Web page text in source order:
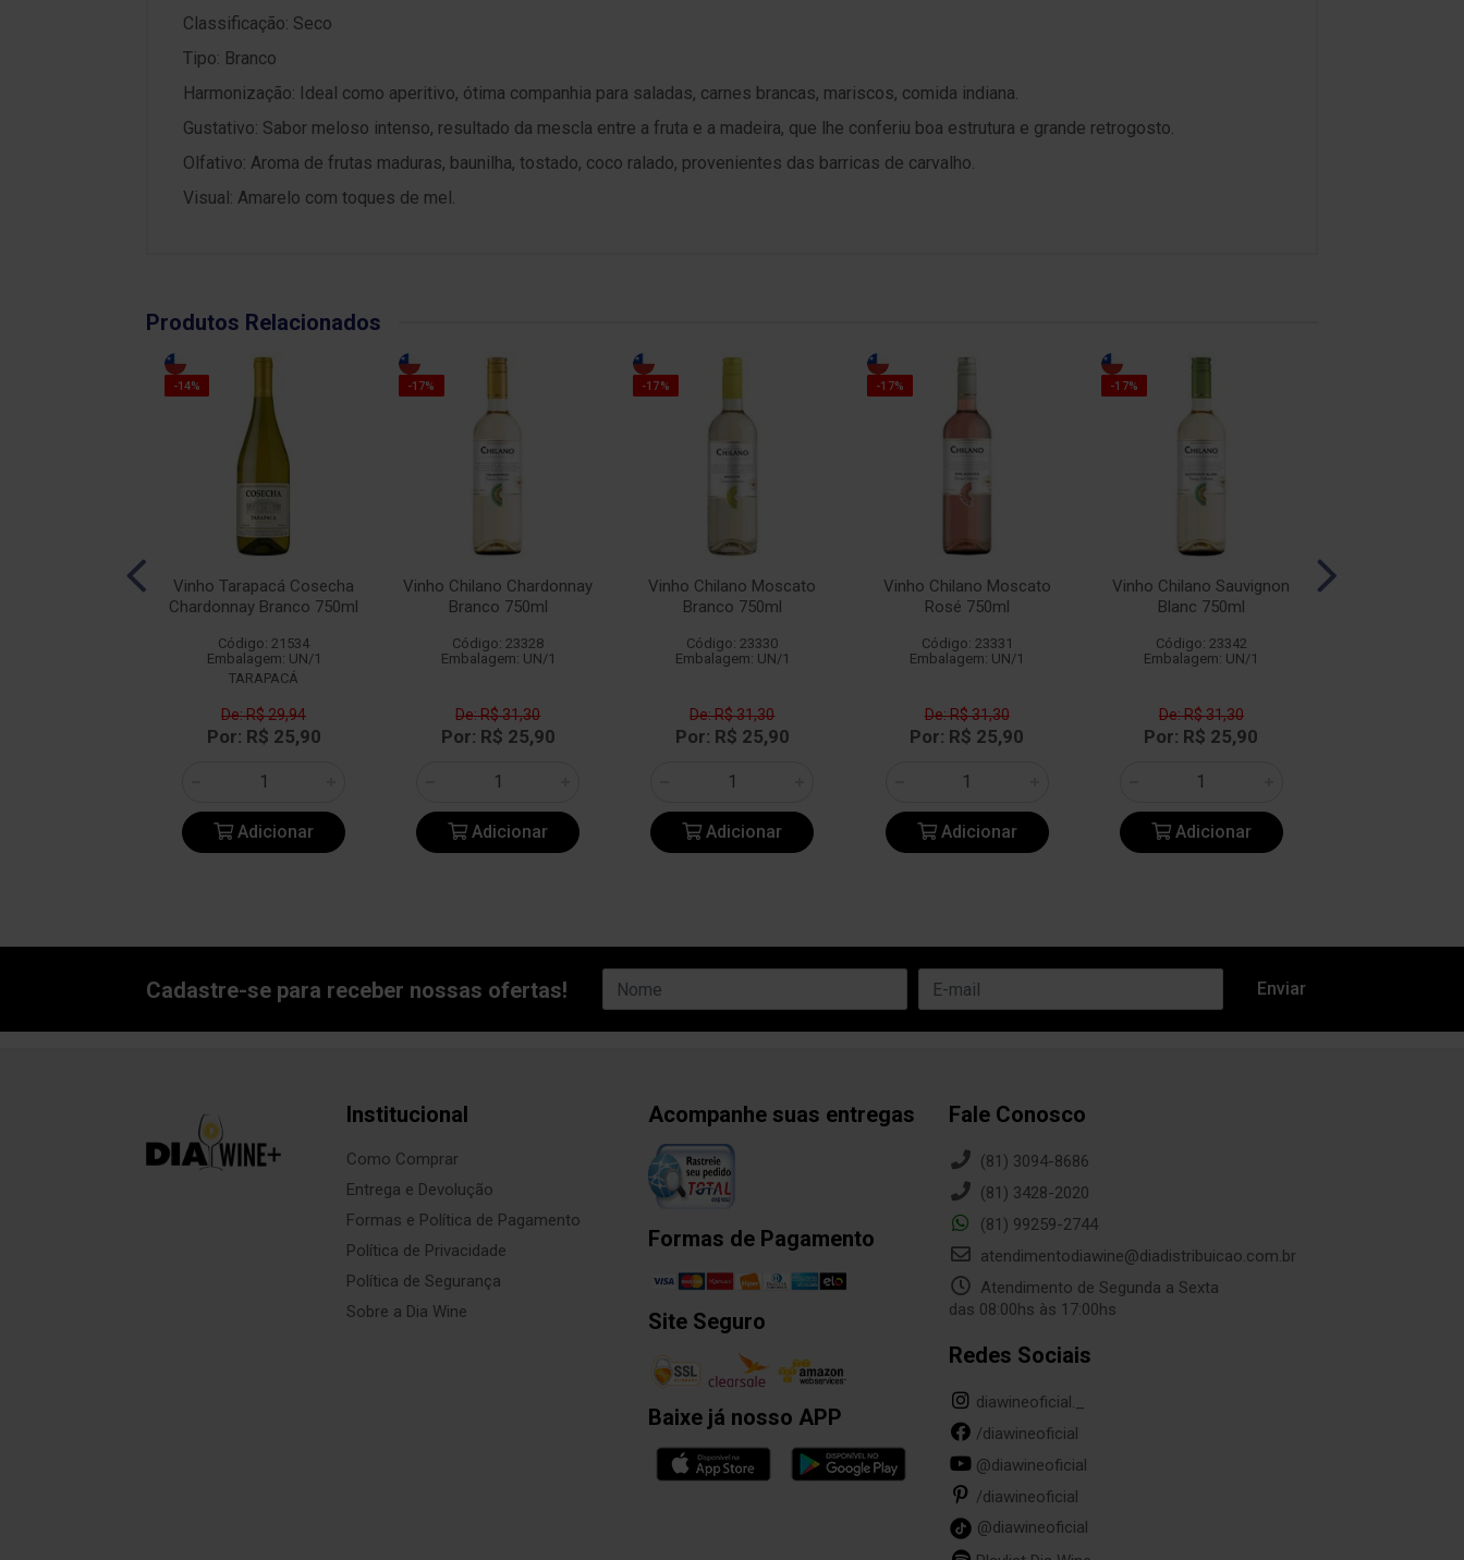
Classificação: Seco
Tipo: Branco
Harmonização: Ideal como aperitivo, ótima companhia para saladas, carnes brancas, mariscos, comida indiana.
Gustativo: Sabor meloso intenso, resultado da mescla entre a fruta e a madeira, que lhe conferiu boa estrutura e grande retrogosto.
Olfativo: Aroma de frutas maduras, baunilha, tostado, coco ralado, provenientes das barricas de carvalho.
Visual: Amarelo com toques de mel.
Produtos Relacionados
-14%
Vinho Tarapacá Cosecha
Chardonnay Branco 750ml
Código: 21534
Embalagem: UN/1
TARAPACÁ
De: R$ 29,94
Por: R$ 25,90
Adicionar
-17%
Vinho Chilano Chardonnay
Branco 750ml
Código: 23328
Embalagem: UN/1
De: R$ 31,30
Por: R$ 25,90
Adicionar
-17%
Vinho Chilano Moscato
Branco 750ml
Código: 23330
Embalagem: UN/1
De: R$ 31,30
Por: R$ 25,90
Adicionar
-17%
Vinho Chilano Moscato
Rosé 750ml
Código: 23331
Embalagem: UN/1
De: R$ 31,30
Por: R$ 25,90
Adicionar
-17%
Vinho Chilano Sauvignon
Blanc 750ml
Código: 23342
Embalagem: UN/1
De: R$ 31,30
Por: R$ 25,90
Adicionar
Cadastre-se para receber nossas ofertas!
Institucional
Como Comprar
Entrega e Devolução
Formas e Política de Pagamento
Política de Privacidade
Política de Segurança
Sobre a Dia Wine
Acompanhe suas entregas
Formas de Pagamento
Site Seguro
Baixe já nosso APP
Fale Conosco
(81) 3094-8686
(81) 3428-2020
(81) 99259-2744
atendimentodiawine@diadistribuicao.com.br
Atendimento de Segunda a Sexta
das 08:00hs às 17:00hs
Redes Sociais
diawineoficial._
/diawineoficial
@diawineoficial
/diawineoficial
@diawineoficial